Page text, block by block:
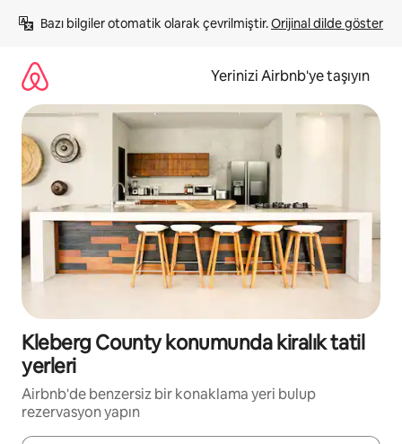
atla
Bazı bilgiler otomatik olarak çevrilmiştir. Orijinal dilde göster
Yerinizi Airbnb'ye taşıyın
Kleberg County konumunda kiralık tatil
yerleri
Airbnb'de benzersiz bir konaklama yeri bulup
rezervasyon yapın